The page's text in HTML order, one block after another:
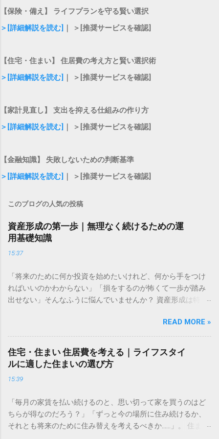
【保険・備え】 ライフプランを守る賢い選択
＞[詳細解説を読む]
｜ ＞[推奨サービスを確認]
【住宅・住まい】 住居費の考え方と賢い選択術
＞[詳細解説を読む]
｜ ＞[推奨サービスを確認]
【家計見直し】 支出を抑える仕組みの作り方
＞[詳細解説を読む]
｜ ＞[推奨サービスを確認]
【金融知識】 失敗しないための判断基準
＞[詳細解説を読む]
｜ ＞[推奨サービスを確認]
このブログの人気の投稿
資産形成の第一歩｜無理なく続けるための運
用基礎知識
15:37
「将来のために何か投資を始めたいけれど、何から手をつけ
ればいいのかわからない」「損をするのが怖くて一歩が踏み
出せない」そんなふうに悩んでいませんか？ 資産形成は特別
組みを正しく理解し、自分に合ったペースで長く続けること
です。この記事では、資産形成をこれから始める方に向け
た、失敗しないための基礎知識と、無理なく続けるための考
え方をわかりやすく解説します。 資産運用はなぜ必要なのか
多くの人が「預金だけで十分ではないの？」と考えがちです
が、現代において資産運用は、豊かな生活を送るための「守
計画 資産形成の目的は、単に「お金を増やすこと」だけでは
ありません。真の目的は、ライフイベント（結婚、住宅購
入、教育、老後など）に必要な資金を確保し、人生の選択肢
READ MORE »
住宅・住まい 住居費を考える｜ライフスタイ
ルに適した住まいの選び方
15:39
「毎月の家賃を払い続けるのと、思い切って家を買うのはど
ちらが得なのだろう？」「ずっと今の場所に住み続けるか、
それとも将来のために住み替えを考えるべきか……」。 住まい